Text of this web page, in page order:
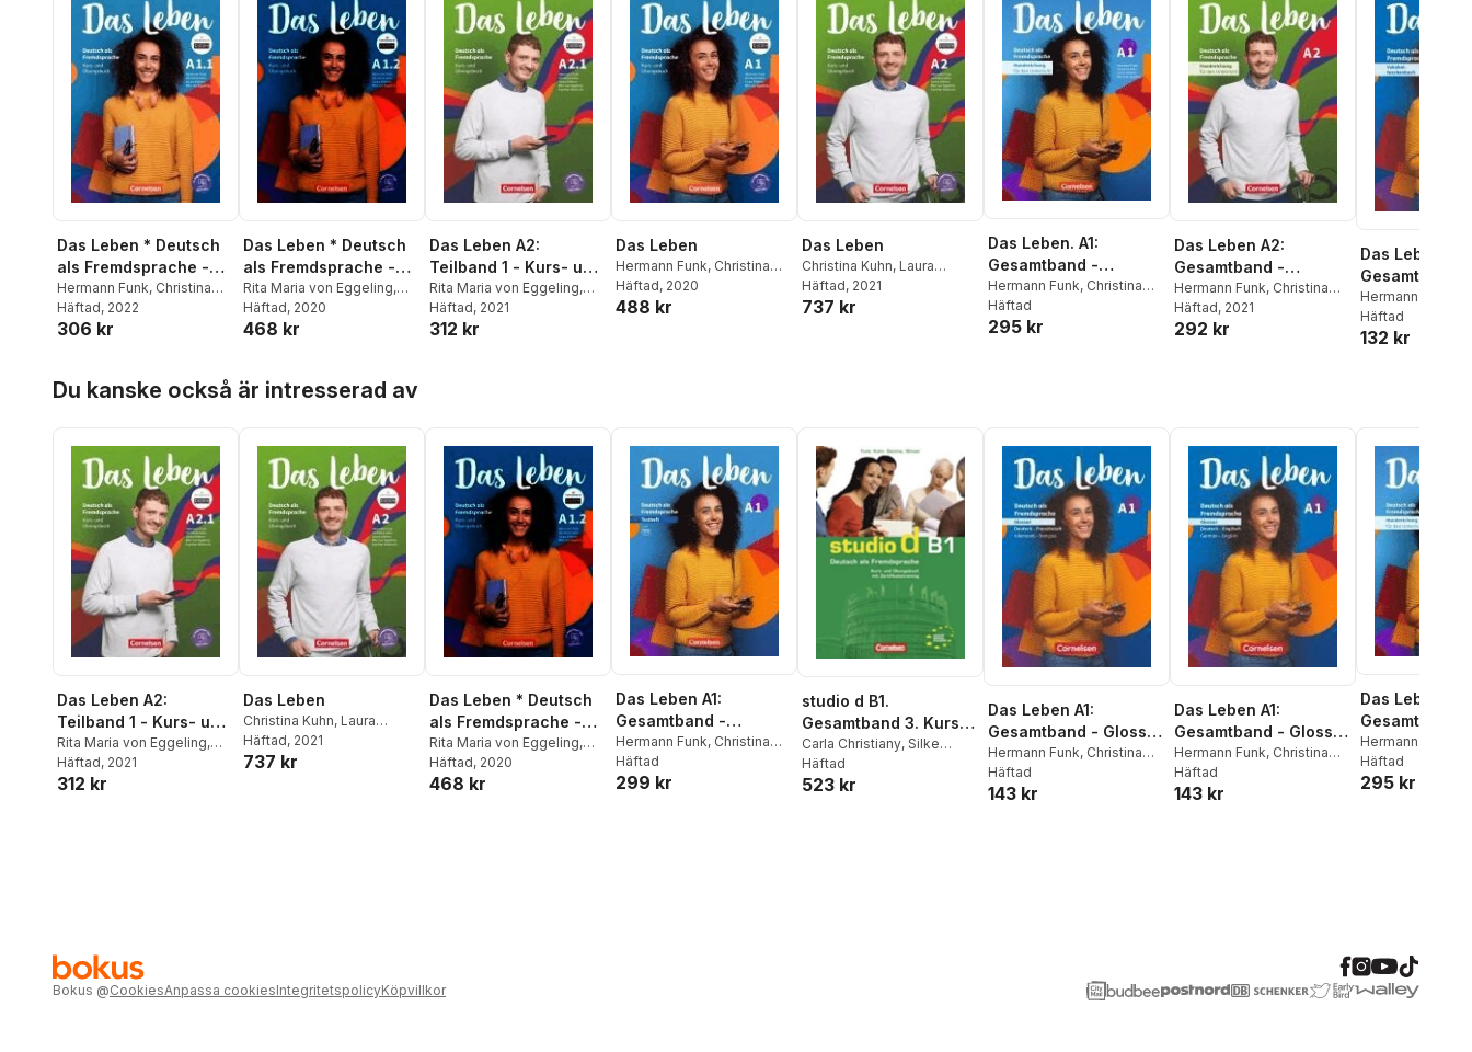
Das Leben * Deutsch
als Fremdsprache -
Allgemeine Ausgabe *
A1.1: Teilband 1
Hermann Funk, Christina
Khun,Laura Nielsen
Von Eggeling
Häftad, 2022
306 kr
Das Leben * Deutsch
als Fremdsprache -
Allgemeine Ausgabe *
A1.2: Teilband 2
Rita Maria von Eggeling,
Hermann Funk
Kuhn, Laura Nielsen
Häftad, 2020
468 kr
Das Leben A2:
Teilband 1 - Kurs- und
Übungsbuch
Rita Maria von Eggeling,
Hermann Funk
Kuhn ,Laura Nielsen
Häftad, 2021
312 kr
Das Leben
Hermann Funk, Christina
Kuhn
Häftad, 2020
488 kr
Das Leben
Christina Kuhn, Laura
Nielsen ,Rita Maria von
Eggeling
Häftad, 2021
737 kr
Das Leben. A1:
Gesamtband -
Unterrichtsvorbereitu
ng
Hermann Funk, Christina
Kuhn
Häftad
295 kr
Das Leben A2:
Gesamtband -
Handreichungen für
den Unterricht
Hermann Funk, Christina
Kuhn
Häftad, 2021
292 kr
Das Leben A1:
Gesamtband
Deutsch
Hermann Funk
Kuhn
Häftad
132 kr
Du kanske också är intresserad av
Das Leben A2:
Teilband 1 - Kurs- und
Übungsbuch
Rita Maria von Eggeling,
Hermann Funk
Kuhn ,Laura Nielsen
Häftad, 2021
312 kr
Das Leben
Christina Kuhn, Laura
Nielsen ,Rita Maria von
Eggeling
Häftad, 2021
737 kr
Das Leben * Deutsch
als Fremdsprache -
Allgemeine Ausgabe *
A1.2: Teilband 2
Rita Maria von Eggeling,
Hermann Funk
Kuhn, Laura Nielsen
Häftad, 2020
468 kr
Das Leben A1:
Gesamtband -
Testheft
Hermann Funk, Christina
Kuhn
Häftad
299 kr
studio d B1.
Gesamtband 3. Kurs-
und Übungsbuch mit
CD
Carla Christiany, Silke
Demme
Eggeling
Häftad
523 kr
Das Leben A1:
Gesamtband - Glossar
Deutsch-Französisch
Hermann Funk, Christina
Kuhn
Häftad
143 kr
Das Leben A1:
Gesamtband - Glossar
Deutsch-Englisch
Hermann Funk, Christina
Kuhn
Häftad
143 kr
Das Leben. A1:
Gesamtband -
ng
Hermann Funk
Kuhn
Häftad
295 kr
Bokus @CookiesAnpassa cookiesIntegritetspolicyKöpvillkor